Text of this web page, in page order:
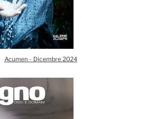
Acumen - Dicembre 2024